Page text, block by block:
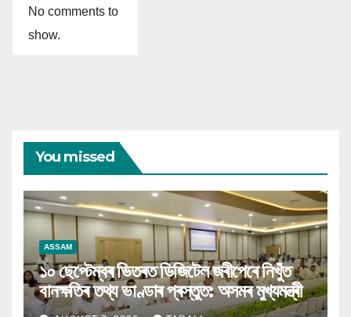
No comments to
show.
You missed
ASSAM
১০ ছেপ্টেম্বৰ ভিতৰত ডিজিটেল জৰীপেৰে নিখুঁত
বানক্ষতিৰ তথ্য ভাণ্ডাৰ প্ৰস্তুত: অসমৰ মুখ্যমন্ত্ৰী